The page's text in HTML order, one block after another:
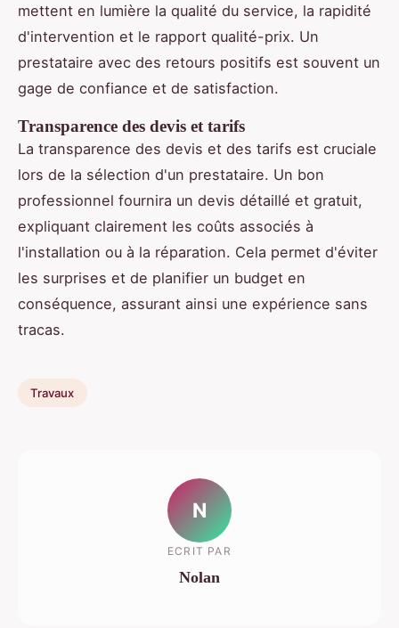
mettent en lumière la qualité du service, la rapidité
d'intervention et le rapport qualité-prix. Un
prestataire avec des retours positifs est souvent un
gage de confiance et de satisfaction.
Transparence des devis et tarifs
La transparence des devis et des tarifs est cruciale
lors de la sélection d'un prestataire. Un bon
professionnel fournira un devis détaillé et gratuit,
expliquant clairement les coûts associés à
l'installation ou à la réparation. Cela permet d'éviter
les surprises et de planifier un budget en
conséquence, assurant ainsi une expérience sans
tracas.
Travaux
N
ECRIT PAR
Nolan